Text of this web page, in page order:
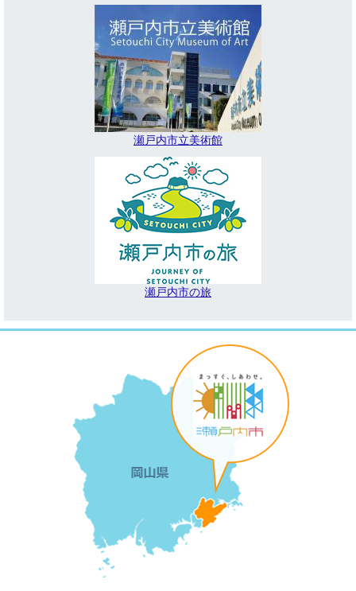
瀬戸内市立美術館
瀬戸内市の旅